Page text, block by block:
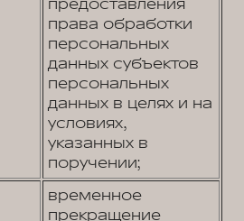
предоставления
права обработки
персональных
данных cубъектов
персональных
данных в целях и на
условиях,
указанных в
поручении;
временное
прекращение